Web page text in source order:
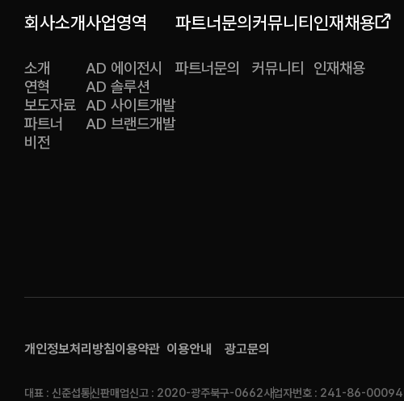
회사소개
소개
연혁
보도자료
파트너
비전
사업영역
AD 에이전시
AD 솔루션
AD 사이트개발
AD 브랜드개발
파트너문의
파트너문의
커뮤니티
커뮤니티
인재채용
인재채용
개인정보처리방침이용약관 이용안내 광고문의
대표 : 신준섭통신판매업신고 : 2020-광주북구-0662사업자번호 : 241-86-00094